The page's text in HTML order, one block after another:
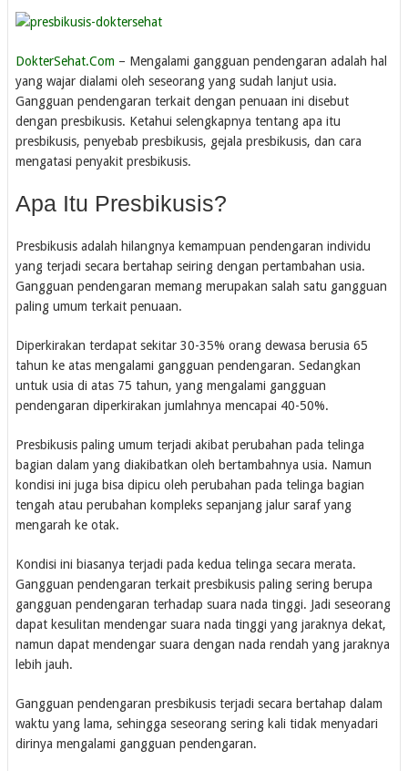
DokterSehat.Com – Mengalami gangguan pendengaran adalah hal
yang wajar dialami oleh seseorang yang sudah lanjut usia.
Gangguan pendengaran terkait dengan penuaan ini disebut
dengan presbikusis. Ketahui selengkapnya tentang apa itu
presbikusis, penyebab presbikusis, gejala presbikusis, dan cara
mengatasi penyakit presbikusis.
Apa Itu Presbikusis?
Presbikusis adalah hilangnya kemampuan pendengaran individu
yang terjadi secara bertahap seiring dengan pertambahan usia.
Gangguan pendengaran memang merupakan salah satu gangguan
paling umum terkait penuaan.
Diperkirakan terdapat sekitar 30-35% orang dewasa berusia 65
tahun ke atas mengalami gangguan pendengaran. Sedangkan
untuk usia di atas 75 tahun, yang mengalami gangguan
pendengaran diperkirakan jumlahnya mencapai 40-50%.
Presbikusis paling umum terjadi akibat perubahan pada telinga
bagian dalam yang diakibatkan oleh bertambahnya usia. Namun
kondisi ini juga bisa dipicu oleh perubahan pada telinga bagian
tengah atau perubahan kompleks sepanjang jalur saraf yang
mengarah ke otak.
Kondisi ini biasanya terjadi pada kedua telinga secara merata.
Gangguan pendengaran terkait presbikusis paling sering berupa
gangguan pendengaran terhadap suara nada tinggi. Jadi seseorang
dapat kesulitan mendengar suara nada tinggi yang jaraknya dekat,
namun dapat mendengar suara dengan nada rendah yang jaraknya
lebih jauh.
Gangguan pendengaran presbikusis terjadi secara bertahap dalam
waktu yang lama, sehingga seseorang sering kali tidak menyadari
dirinya mengalami gangguan pendengaran.